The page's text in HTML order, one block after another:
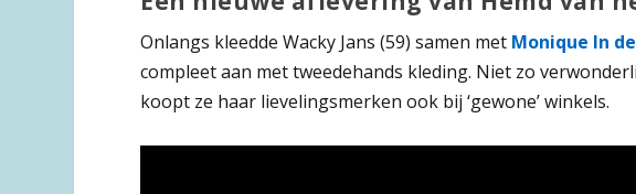
Onlangs kleedde Wacky Jans (59) samen met Monique In
compleet aan met tweedehands kleding. Niet zo
koopt ze haar lievelingsmerken ook bij ‘gewone’ winkels.